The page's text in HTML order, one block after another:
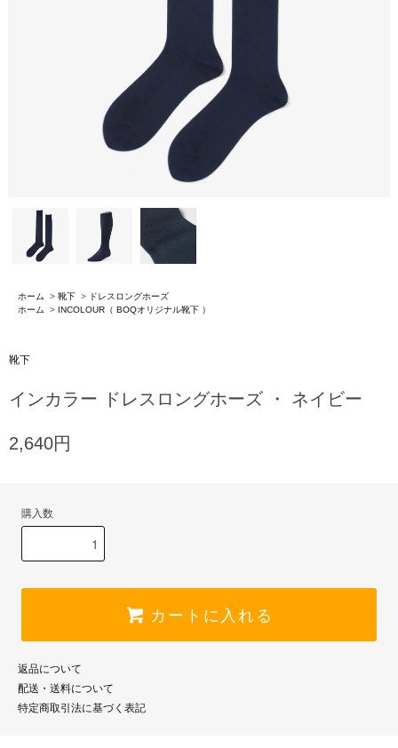
ホーム > 靴下 >
ドレスロングホーズ
ホーム
> INCOLOUR（ BOQオリジナル靴下 ）
靴下
インカラー ドレスロングホーズ ・ ネイビー
2,640円
購入数
カートに入れる
返品について
配送・送料について
特定商取引法に基づく表記